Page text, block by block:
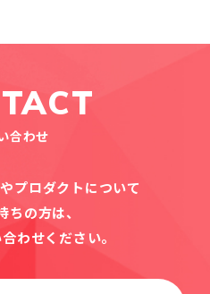
合わせ
プロダクトについて
ちの方は、
わせください。